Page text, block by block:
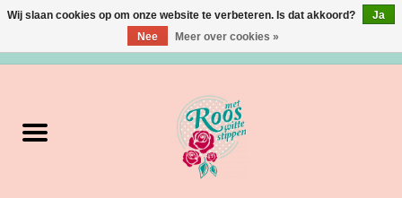
Verzorging
Wij slaan cookies op om onze website te verbeteren. Is dat akkoord?
Ja
Nee
Meer over cookies »